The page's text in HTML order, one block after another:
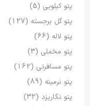
پتو کیلویی (5)
پتو گل برجسته (127)
پتو لاله (66)
پتو مخملی (3)
پتو مسافرتی (162)
پتو نرمینه (89)
پتو نگاریزد (32)